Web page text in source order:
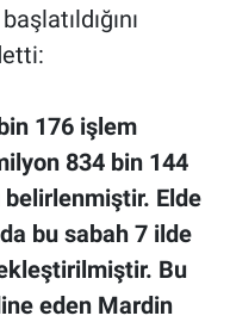
176 işlem
834 bin 144
belirlenmiştir. Elde
bu sabah 7 ilde
Bu
eden Mardin